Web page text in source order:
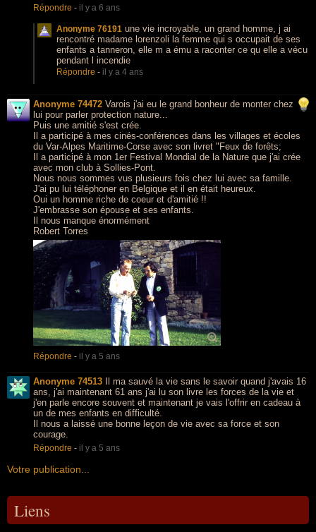
Répondre - il y a 6 ans
Anonyme 76191 une vie incroyable, un grand homme, j ai
rencontré madame lorenzoli la femme qui s occupait de ses
enfants a tanneron, elle m a ému a raconter ce qu elle a vécu
pendant l incendie
Répondre - il y a 4 ans
Anonyme 74472 Varois j'ai eu le grand bonheur de monter chez
lui pour parler protection nature...
Puis une amitié s'est crée.
Il a participé à mes cinés-conférences dans les villages et écoles
du Var-Alpes Maritime-Corse avec son livret "Feux de forêts;
Il a participé à mon 1er Festival Mondial de la Nature que j'ai crée
avec mon club à Sollies-Pont.
Nous nous sommes vus plusieurs fois chez lui avec sa famille.
J'ai pu lui téléphoner en Belgique et il en était heureux.
Oui un homme riche de coeur et d'amitié !!
J'embrasse son épouse et ses enfants.
Il nous manque énormément
Robert Torres
Répondre - il y a 5 ans
Anonyme 74513 Il ma sauvé la vie sans le savoir quand j'avais 16
ans, j'ai maintenant 61 ans j'ai lu son livre les forces de la vie et
j'en parle encore souvent et maintenant je vais l'offrir en cadeau à
un de mes enfants en difficulté.
Il nous a laissé une bonne leçon de vie avec sa force et son
courage.
Répondre - il y a 5 ans
Votre publication...
Liens